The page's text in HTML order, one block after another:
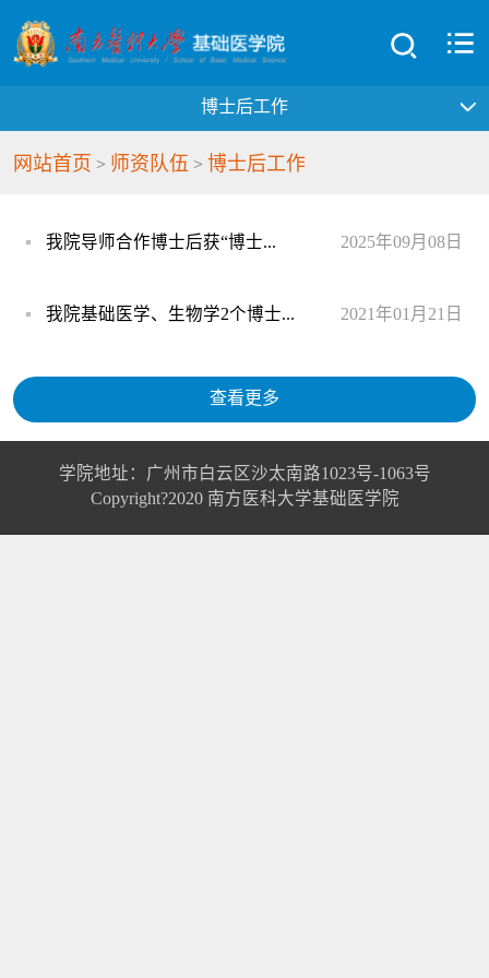
博士后工作
网站首页 > 师资队伍 > 博士后工作
我院导师合作博士后获“博士... 2025年09月08日
我院基础医学、生物学2个博士... 2021年01月21日
查看更多
学院地址：广州市白云区沙太南路1023号-1063号
Copyright?2020 南方医科大学基础医学院